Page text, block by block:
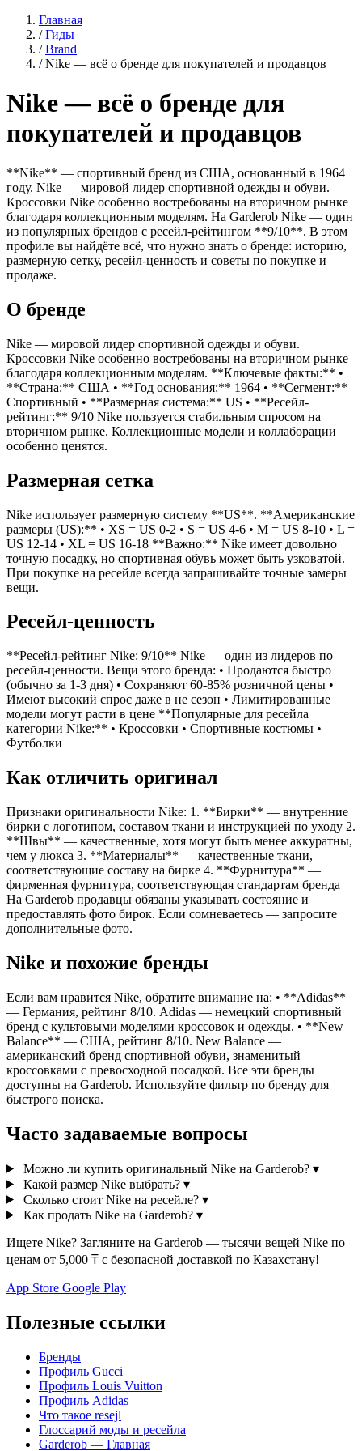
Главная
/ Гиды
/ Brand
/ Nike — всё о бренде для покупателей и продавцов
Nike — всё о бренде для
покупателей и продавцов
**Nike** — спортивный бренд из США, основанный в 1964
году. Nike — мировой лидер спортивной одежды и обуви.
Кроссовки Nike особенно востребованы на вторичном рынке
благодаря коллекционным моделям. На Garderob Nike — один
из популярных брендов с ресейл-рейтингом **9/10**. В этом
профиле вы найдёте всё, что нужно знать о бренде: историю,
размерную сетку, ресейл-ценность и советы по покупке и
продаже.
О бренде
Nike — мировой лидер спортивной одежды и обуви.
Кроссовки Nike особенно востребованы на вторичном рынке
благодаря коллекционным моделям. **Ключевые факты:** •
**Страна:** США • **Год основания:** 1964 • **Сегмент:**
Спортивный • **Размерная система:** US • **Ресейл-
рейтинг:** 9/10 Nike пользуется стабильным спросом на
вторичном рынке. Коллекционные модели и коллаборации
особенно ценятся.
Размерная сетка
Nike использует размерную систему **US**. **Американские
размеры (US):** • XS = US 0-2 • S = US 4-6 • M = US 8-10 • L =
US 12-14 • XL = US 16-18 **Важно:** Nike имеет довольно
точную посадку, но спортивная обувь может быть узковатой.
При покупке на ресейле всегда запрашивайте точные замеры
вещи.
Ресейл-ценность
**Ресейл-рейтинг Nike: 9/10** Nike — один из лидеров по
ресейл-ценности. Вещи этого бренда: • Продаются быстро
(обычно за 1-3 дня) • Сохраняют 60-85% розничной цены •
Имеют высокий спрос даже в не сезон • Лимитированные
модели могут расти в цене **Популярные для ресейла
категории Nike:** • Кроссовки • Спортивные костюмы •
Футболки
Как отличить оригинал
Признаки оригинальности Nike: 1. **Бирки** — внутренние
бирки с логотипом, составом ткани и инструкцией по уходу 2.
**Швы** — качественные, хотя могут быть менее аккуратны,
чем у люкса 3. **Материалы** — качественные ткани,
соответствующие составу на бирке 4. **Фурнитура** —
фирменная фурнитура, соответствующая стандартам бренда
На Garderob продавцы обязаны указывать состояние и
предоставлять фото бирок. Если сомневаетесь — запросите
дополнительные фото.
Nike и похожие бренды
Если вам нравится Nike, обратите внимание на: • **Adidas**
— Германия, рейтинг 8/10. Adidas — немецкий спортивный
бренд с культовыми моделями кроссовок и одежды. • **New
Balance** — США, рейтинг 8/10. New Balance —
американский бренд спортивной обуви, знаменитый
кроссовками с превосходной посадкой. Все эти бренды
доступны на Garderob. Используйте фильтр по бренду для
быстрого поиска.
Часто задаваемые вопросы
Можно ли купить оригинальный Nike на Garderob? ▾
Какой размер Nike выбрать? ▾
Сколько стоит Nike на ресейле? ▾
Как продать Nike на Garderob? ▾
Ищете Nike? Загляните на Garderob — тысячи вещей Nike по
ценам от 5,000 ₸ с безопасной доставкой по Казахстану!
App Store Google Play
Полезные ссылки
Бренды
Профиль Gucci
Профиль Louis Vuitton
Профиль Adidas
Что такое resejl
Глоссарий моды и ресейла
Garderob — Главная